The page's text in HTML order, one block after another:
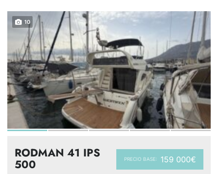
10
PRECIO BASE: 159 000€
RODMAN 41 IPS
500